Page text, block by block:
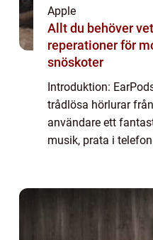
Apple
Allt du behöver
reperationer för
snöskoter
Introduktion:
trådlösa hörlurar
användare ett
musik, prata i